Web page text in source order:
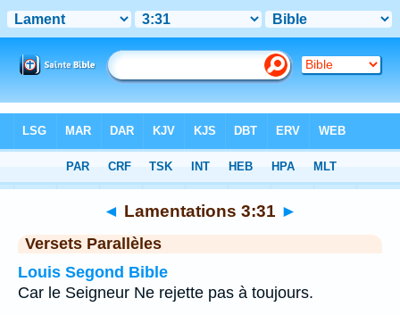
> Chapitre 3 > Verset 31
◄ Lamentations 3:31 ►
Versets Parallèles
Louis Segond Bible
Car le Seigneur Ne rejette pas à toujours.